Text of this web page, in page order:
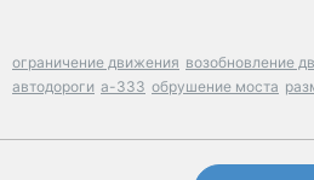
ограничение движения возобновление
автодороги а-333 обрушение моста